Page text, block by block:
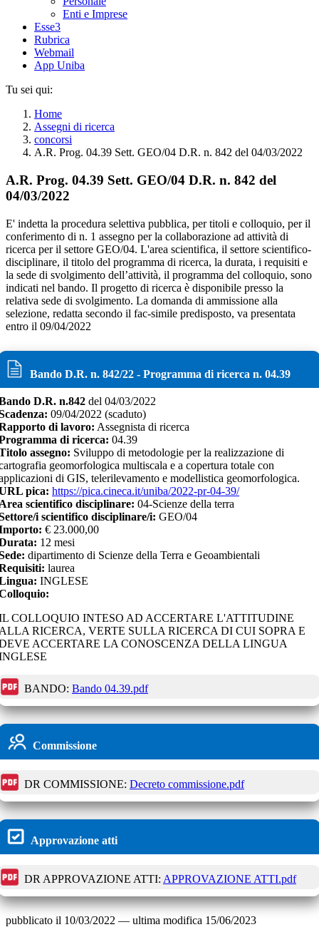
Enti e Imprese
Esse3
Rubrica
Webmail
App Uniba
Tu sei qui:
Home
Assegni di ricerca
concorsi
A.R. Prog. 04.39 Sett. GEO/04 D.R. n. 842 del 04/03/2022
A.R. Prog. 04.39 Sett. GEO/04 D.R. n. 842 del
04/03/2022
E' indetta la procedura selettiva pubblica, per titoli e colloquio, per il
conferimento di n. 1 assegno per la collaborazione ad attività di
ricerca per il settore GEO/04. L'area scientifica, il settore scientifico-
disciplinare, il titolo del programma di ricerca, la durata, i requisiti e
la sede di svolgimento dell’attività, il programma del colloquio, sono
indicati nel bando. Il progetto di ricerca è disponibile presso la
relativa sede di svolgimento. La domanda di ammissione alla
selezione, redatta secondo il fac-simile predisposto, va presentata
entro il 09/04/2022
Bando D.R. n. 842/22 - Programma di ricerca n. 04.39
D.R. n.842 del 04/03/2022
09/04/2022 (scaduto)
di lavoro: Assegnista di ricerca
di ricerca: 04.39
assegno: Sviluppo di metodologie per la realizzazione di
geomorfologica multiscala e a copertura totale con
di GIS, telerilevamento e modellistica geomorfologica.
pica: https://pica.cineca.it/uniba/2022-pr-04-39/
scientifico disciplinare: 04-Scienze della terra
i scientifico disciplinare/i: GEO/04
€ 23.000,00
12 mesi
dipartimento di Scienze della Terra e Geoambientali
laurea
INGLESE
COLLOQUIO INTESO AD ACCERTARE L'ATTITUDINE
RICERCA, VERTE SULLA RICERCA DI CUI SOPRA E
ACCERTARE LA CONOSCENZA DELLA LINGUA
BANDO: Bando 04.39.pdf
Commissione
DR COMMISSIONE: Decreto commissione.pdf
Approvazione atti
DR APPROVAZIONE ATTI: APPROVAZIONE ATTI.pdf
pubblicato il 10/03/2022 — ultima modifica 15/06/2023